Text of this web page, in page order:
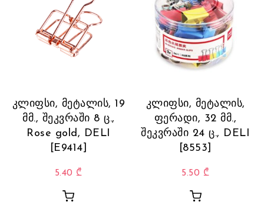
კლიფსი, მეტალის, 19
მმ., შეკვრაში 8 ც.,
Rose gold, DELI
[E9414]
5.40 ₾
კლიფსი, მეტალის,
ფერადი, 32 მმ.,
შეკვრაში 24 ც., DELI
[8553]
5.50 ₾